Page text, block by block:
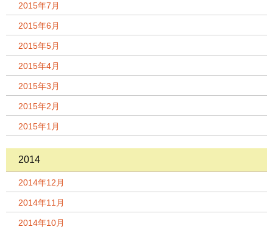
2015年7月
2015年6月
2015年5月
2015年4月
2015年3月
2015年2月
2015年1月
2014
2014年12月
2014年11月
2014年10月